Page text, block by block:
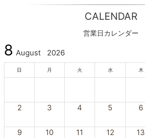
CALENDAR
営業日カレンダー
8 August 2026
日 月 火 水 木
2 3 4 5 6
9 10 11 12 13